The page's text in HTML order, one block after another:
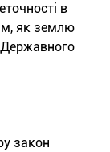
в
як землю
закон